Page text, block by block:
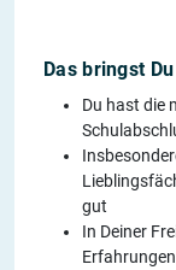
Das bringst
Du hast die
gut
In Deiner